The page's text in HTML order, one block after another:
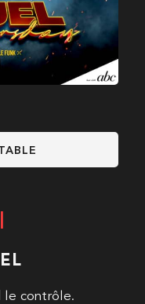
le contrôle.